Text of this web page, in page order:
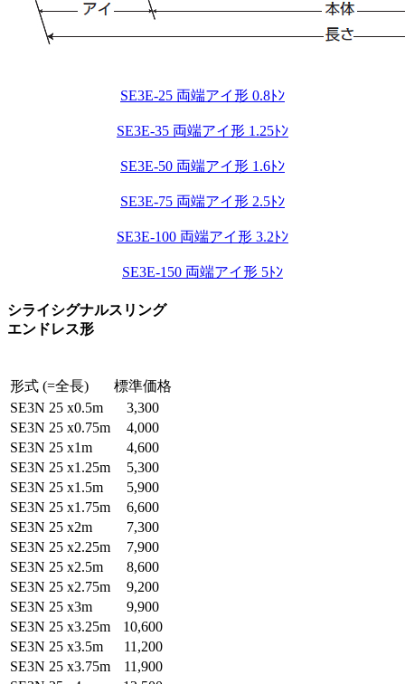
SE3E-25 両端アイ形 0.8ﾄﾝ
SE3E-35 両端アイ形 1.25ﾄﾝ
SE3E-50 両端アイ形 1.6ﾄﾝ
SE3E-75 両端アイ形 2.5ﾄﾝ
SE3E-100 両端アイ形 3.2ﾄﾝ
SE3E-150 両端アイ形 5ﾄﾝ
シライシグナルスリング
エンドレス形
形式 (=全長)
標準価格
SE3N 25 x0.5m
3,300
SE3N 25 x0.75m
4,000
SE3N 25 x1m
4,600
SE3N 25 x1.25m
5,300
SE3N 25 x1.5m
5,900
SE3N 25 x1.75m
6,600
SE3N 25 x2m
7,300
SE3N 25 x2.25m
7,900
SE3N 25 x2.5m
8,600
SE3N 25 x2.75m
9,200
SE3N 25 x3m
9,900
SE3N 25 x3.25m
10,600
SE3N 25 x3.5m
11,200
SE3N 25 x3.75m
11,900